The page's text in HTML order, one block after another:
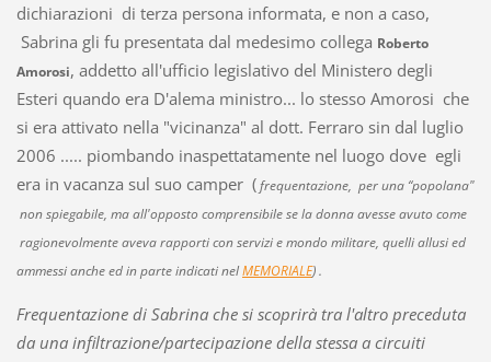
dichiarazioni di terza persona informata, e non a caso,
Sabrina gli fu presentata dal medesimo collega Roberto
Amorosi, addetto all'ufficio legislativo del Ministero degli
Esteri quando era D'alema ministro... lo stesso Amorosi che
si era attivato nella "vicinanza" al dott. Ferraro sin dal luglio
2006 ..... piombando inaspettatamente nel luogo dove egli
era in vacanza sul suo camper (frequentazione, per una “popolana"
non spiegabile, ma all'opposto comprensibile se la donna avesse avuto come
ragionevolmente aveva rapporti con servizi e mondo militare, quelli allusi ed
ammessi anche ed in parte indicati nelMEMORIALE) .
Frequentazione di Sabrina che si scoprirà tra l'altro preceduta
da una infiltrazione/partecipazione della stessa a circuiti